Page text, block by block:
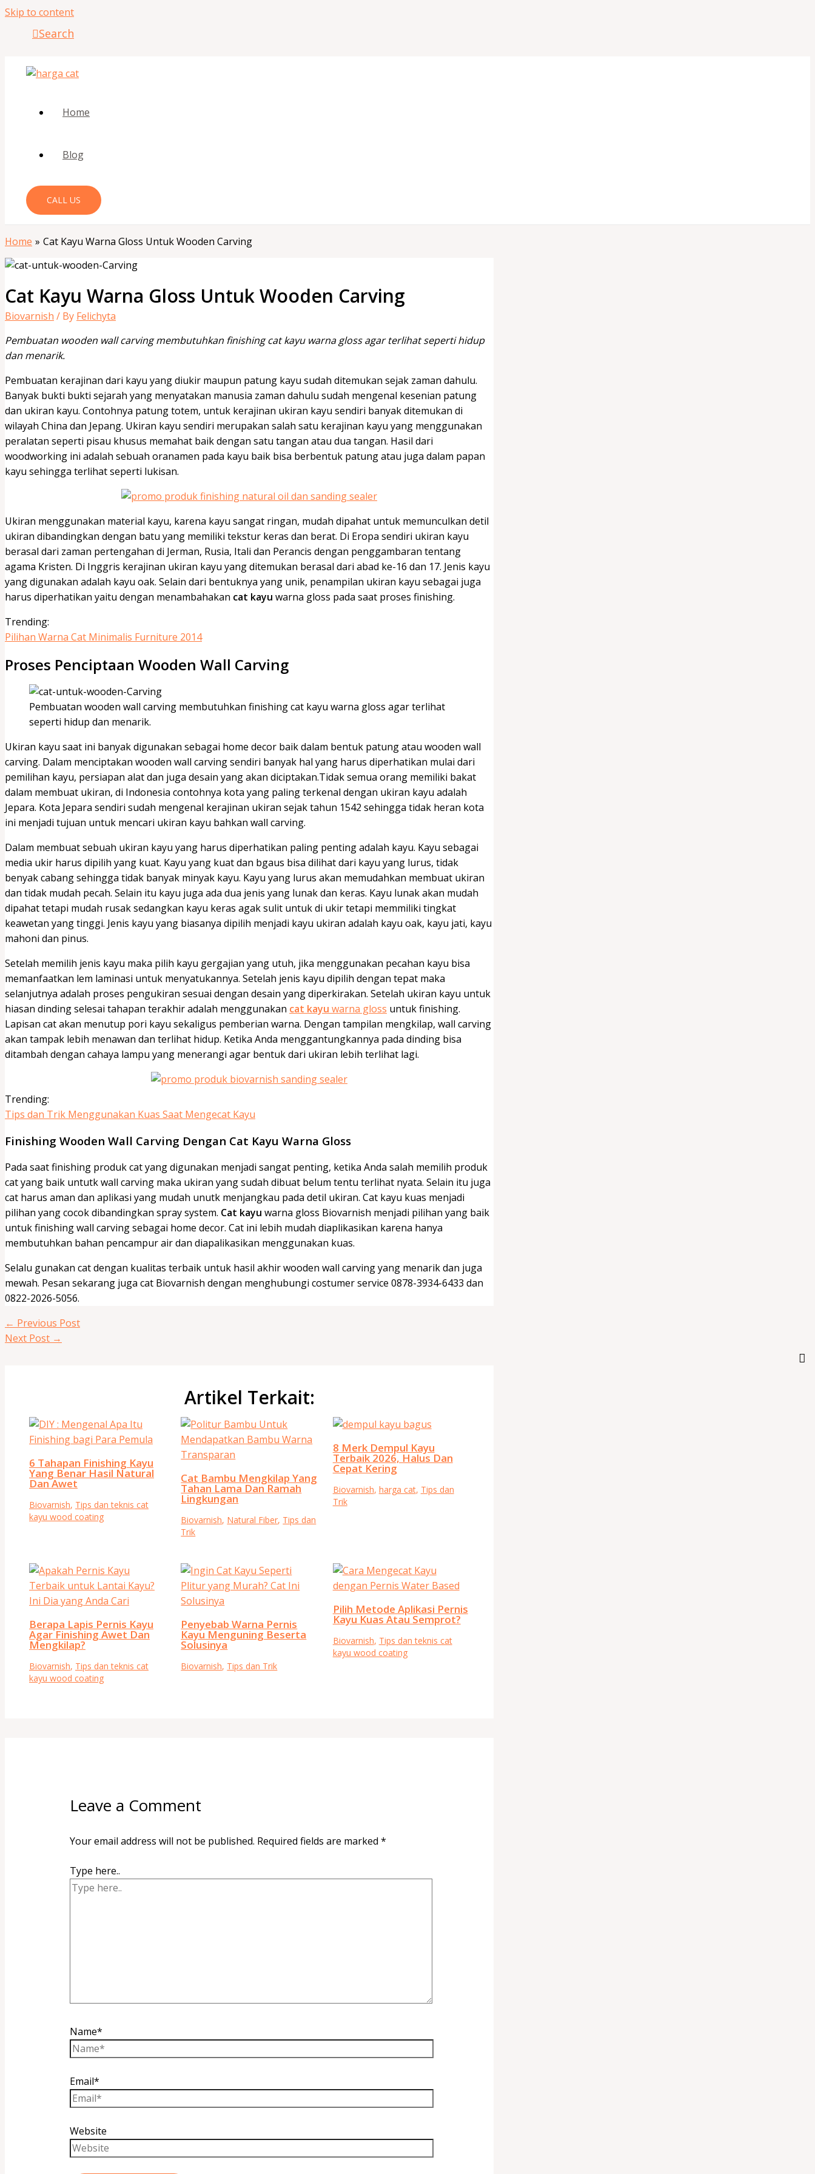
Skip to content
Search
Home
Blog
CALL US
Home Cat Kayu Warna Gloss Untuk Wooden Carving
Cat Kayu Warna Gloss Untuk Wooden Carving
Biovarnish / By Felichyta
Pembuatan wooden wall carving membutuhkan finishing cat kayu warna gloss agar terlihat seperti hidup
dan menarik.
Pembuatan kerajinan dari kayu yang diukir maupun patung kayu sudah ditemukan sejak zaman dahulu.
Banyak bukti bukti sejarah yang menyatakan manusia zaman dahulu sudah mengenal kesenian patung
dan ukiran kayu. Contohnya patung totem, untuk kerajinan ukiran kayu sendiri banyak ditemukan di
wilayah China dan Jepang. Ukiran kayu sendiri merupakan salah satu kerajinan kayu yang menggunakan
peralatan seperti pisau khusus memahat baik dengan satu tangan atau dua tangan. Hasil dari
woodworking ini adalah sebuah oranamen pada kayu baik bisa berbentuk patung atau juga dalam papan
kayu sehingga terlihat seperti lukisan.
Ukiran menggunakan material kayu, karena kayu sangat ringan, mudah dipahat untuk memunculkan detil
ukiran dibandingkan dengan batu yang memiliki tekstur keras dan berat. Di Eropa sendiri ukiran kayu
berasal dari zaman pertengahan di Jerman, Rusia, Itali dan Perancis dengan penggambaran tentang
agama Kristen. Di Inggris kerajinan ukiran kayu yang ditemukan berasal dari abad ke-16 dan 17. Jenis kayu
yang digunakan adalah kayu oak. Selain dari bentuknya yang unik, penampilan ukiran kayu sebagai juga
harus diperhatikan yaitu dengan menambahakan cat kayu warna gloss pada saat proses finishing.
Trending:
Pilihan Warna Cat Minimalis Furniture 2014
Proses Penciptaan Wooden Wall Carving
Pembuatan wooden wall carving membutuhkan finishing cat kayu warna gloss agar terlihat
seperti hidup dan menarik.
Ukiran kayu saat ini banyak digunakan sebagai home decor baik dalam bentuk patung atau wooden wall
carving. Dalam menciptakan wooden wall carving sendiri banyak hal yang harus diperhatikan mulai dari
pemilihan kayu, persiapan alat dan juga desain yang akan diciptakan.Tidak semua orang memiliki bakat
dalam membuat ukiran, di Indonesia contohnya kota yang paling terkenal dengan ukiran kayu adalah
Jepara. Kota Jepara sendiri sudah mengenal kerajinan ukiran sejak tahun 1542 sehingga tidak heran kota
ini menjadi tujuan untuk mencari ukiran kayu bahkan wall carving.
Dalam membuat sebuah ukiran kayu yang harus diperhatikan paling penting adalah kayu. Kayu sebagai
media ukir harus dipilih yang kuat. Kayu yang kuat dan bgaus bisa dilihat dari kayu yang lurus, tidak
benyak cabang sehingga tidak banyak minyak kayu. Kayu yang lurus akan memudahkan membuat ukiran
dan tidak mudah pecah. Selain itu kayu juga ada dua jenis yang lunak dan keras. Kayu lunak akan mudah
dipahat tetapi mudah rusak sedangkan kayu keras agak sulit untuk di ukir tetapi memmiliki tingkat
keawetan yang tinggi. Jenis kayu yang biasanya dipilih menjadi kayu ukiran adalah kayu oak, kayu jati, kayu
mahoni dan pinus.
Setelah memilih jenis kayu maka pilih kayu gergajian yang utuh, jika menggunakan pecahan kayu bisa
memanfaatkan lem laminasi untuk menyatukannya. Setelah jenis kayu dipilih dengan tepat maka
selanjutnya adalah proses pengukiran sesuai dengan desain yang diperkirakan. Setelah ukiran kayu untuk
hiasan dinding selesai tahapan terakhir adalah menggunakan cat kayu warna gloss untuk finishing.
Lapisan cat akan menutup pori kayu sekaligus pemberian warna. Dengan tampilan mengkilap, wall carving
akan tampak lebih menawan dan terlihat hidup. Ketika Anda menggantungkannya pada dinding bisa
ditambah dengan cahaya lampu yang menerangi agar bentuk dari ukiran lebih terlihat lagi.
Trending:
Tips dan Trik Menggunakan Kuas Saat Mengecat Kayu
Finishing Wooden Wall Carving Dengan Cat Kayu Warna Gloss
Pada saat finishing produk cat yang digunakan menjadi sangat penting, ketika Anda salah memilih produk
cat yang baik untutk wall carving maka ukiran yang sudah dibuat belum tentu terlihat nyata. Selain itu juga
cat harus aman dan aplikasi yang mudah unutk menjangkau pada detil ukiran. Cat kayu kuas menjadi
pilihan yang cocok dibandingkan spray system. Cat kayu warna gloss Biovarnish menjadi pilihan yang baik
untuk finishing wall carving sebagai home decor. Cat ini lebih mudah diaplikasikan karena hanya
membutuhkan bahan pencampur air dan diapalikasikan menggunakan kuas.
Selalu gunakan cat dengan kualitas terbaik untuk hasil akhir wooden wall carving yang menarik dan juga
mewah. Pesan sekarang juga cat Biovarnish dengan menghubungi costumer service 0878-3934-6433 dan
0822-2026-5056.
← Previous Post
Next Post →
Artikel Terkait:
6 Tahapan Finishing Kayu
Yang Benar Hasil Natural
Dan Awet
Biovarnish, Tips dan teknis cat
kayu wood coating
Cat Bambu Mengkilap Yang
Tahan Lama Dan Ramah
Lingkungan
Biovarnish, Natural Fiber, Tips dan
Trik
8 Merk Dempul Kayu
Terbaik 2026, Halus Dan
Cepat Kering
Biovarnish, harga cat, Tips dan
Trik
Berapa Lapis Pernis Kayu
Agar Finishing Awet Dan
Mengkilap?
Biovarnish, Tips dan teknis cat
kayu wood coating
Penyebab Warna Pernis
Kayu Menguning Beserta
Solusinya
Biovarnish, Tips dan Trik
Pilih Metode Aplikasi Pernis
Kayu Kuas Atau Semprot?
Biovarnish, Tips dan teknis cat
kayu wood coating
Leave a Comment
Your email address will not be published. Required fields are marked *
Type here..
Name*
Email*
Website